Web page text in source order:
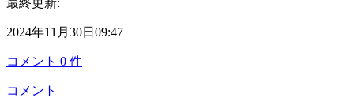
2024年11月30日09:47
コメント 0 件
コメント